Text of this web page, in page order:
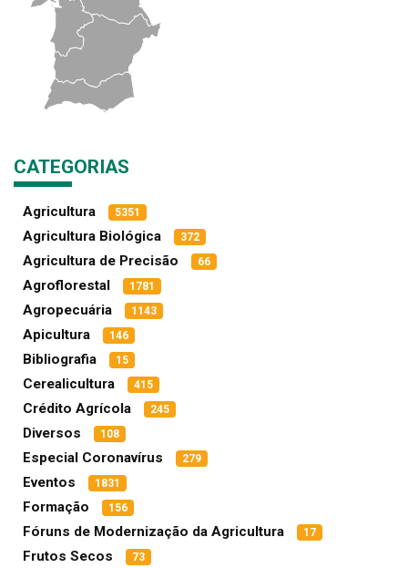
CATEGORIAS
Agricultura 5351
Agricultura Biológica 372
Agricultura de Precisão 66
Agroflorestal 1781
Agropecuária 1143
Apicultura 146
Bibliografia 15
Cerealicultura 415
Crédito Agrícola 245
Diversos 108
Especial Coronavírus 279
Eventos 1831
Formação 156
Fóruns de Modernização da Agricultura 17
Frutos Secos 73